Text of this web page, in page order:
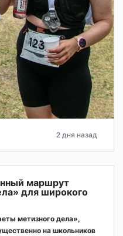
2 дня назад
маршрут
для широкого
метизного дела»,
на школьников